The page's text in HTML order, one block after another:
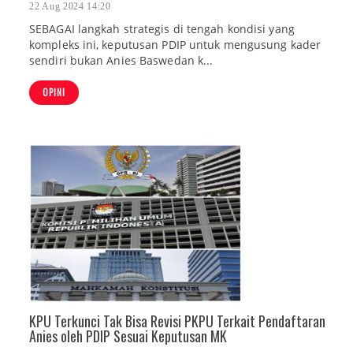
22 Aug 2024 14:20
SEBAGAI langkah strategis di tengah kondisi yang
kompleks ini, keputusan PDIP untuk mengusung kader
sendiri bukan Anies Baswedan k...
OPINI
KPU Terkunci Tak Bisa Revisi PKPU Terkait Pendaftaran
Anies oleh PDIP Sesuai Keputusan MK